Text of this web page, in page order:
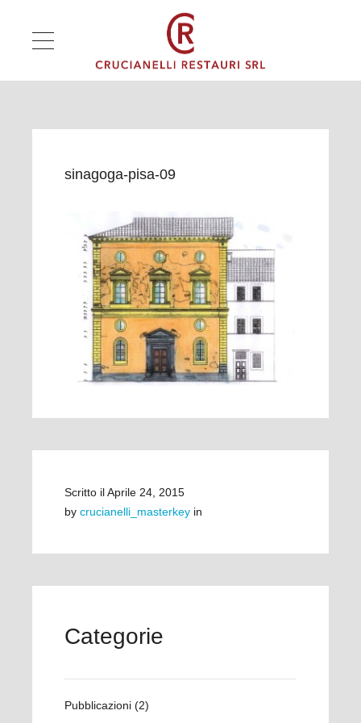
sinagoga-pisa-09
Scritto ilAprile 24, 2015
by crucianelli_masterkey in
Categorie
Pubblicazioni (2)